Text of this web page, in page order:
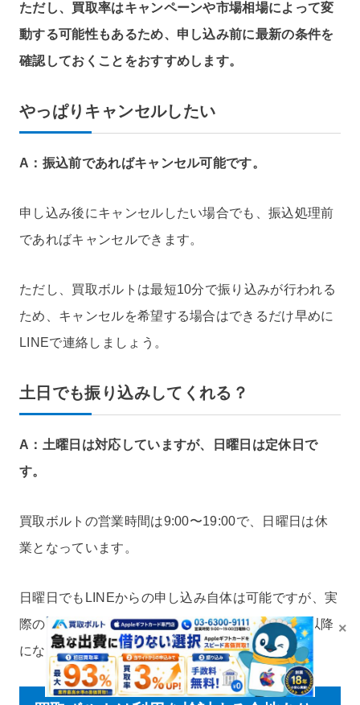
ただし、買取率はキャンペーンや市場相場によって変
動する可能性もあるため、申し込み前に最新の条件を
確認しておくことをおすすめします。
やっぱりキャンセルしたい
A：振込前であればキャンセル可能です。
申し込み後にキャンセルしたい場合でも、振込処理前
であればキャンセルできます。
ただし、買取ボルトは最短10分で振り込みが行われる
ため、キャンセルを希望する場合はできるだけ早めに
LINEで連絡しましょう。
土日でも振り込みしてくれる？
A：土曜日は対応していますが、日曜日は定休日で
す。
買取ボルトの営業時間は9:00〜19:00で、日曜日は休
業となっています。
日曜日でもLINEからの申し込み自体は可能ですが、実
際の買取手続きや振込処理は翌営業日（月曜日）以降
になります。
×